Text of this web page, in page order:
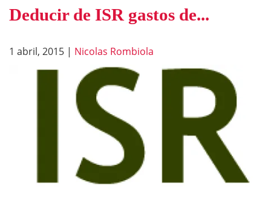
Deducir de ISR gastos de...
1 abril, 2015 | Nicolas Rombiola